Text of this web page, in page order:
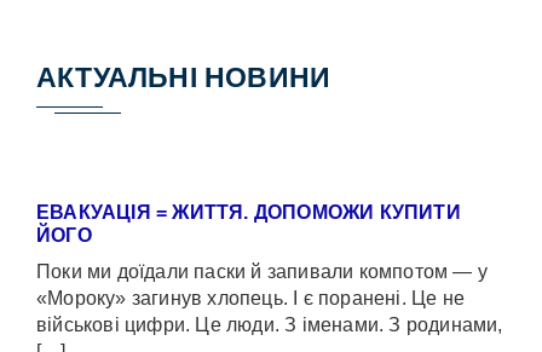
АКТУАЛЬНІ НОВИНИ
ЕВАКУАЦІЯ = ЖИТТЯ. ДОПОМОЖИ КУПИТИ
ЙОГО
Поки ми доїдали паски й запивали компотом — у
«Мороку» загинув хлопець. І є поранені. Це не
військові цифри. Це люди. З іменами. З родинами,